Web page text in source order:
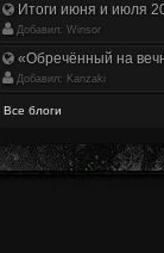
Итоги июня и июля
Добавил: Winsor
«Обречённый на
Добавил: Kanzaki
Все блоги